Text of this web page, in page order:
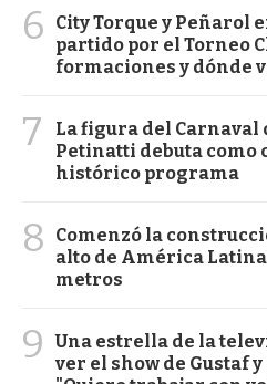
6
City Torque y Peñarol
partido por el Torneo
formaciones y dónde
7
La figura del Carnaval
Petinatti debuta como
histórico programa
8
Comenzó la
alto de América
metros
9
Una estrella de la
ver el show de Gustaf